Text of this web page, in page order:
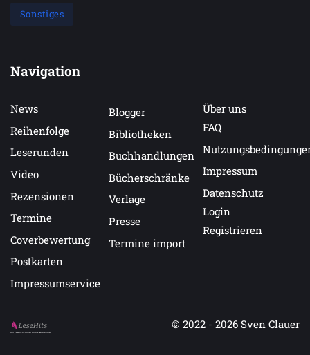
Sonstiges
Navigation
News
Reihenfolge
Leserunden
Video
Rezensionen
Termine
Coverbewertung
Postkarten
Impressumservice
Blogger
Bibliotheken
Buchhandlungen
Bücherschränke
Verlage
Presse
Termine import
Über uns
FAQ
Impressum
Datenschutz
Login
Registrieren
Auf LeseHits.de findest Du die besten Bücher.
© 2022 - 2026 Sven Clauer